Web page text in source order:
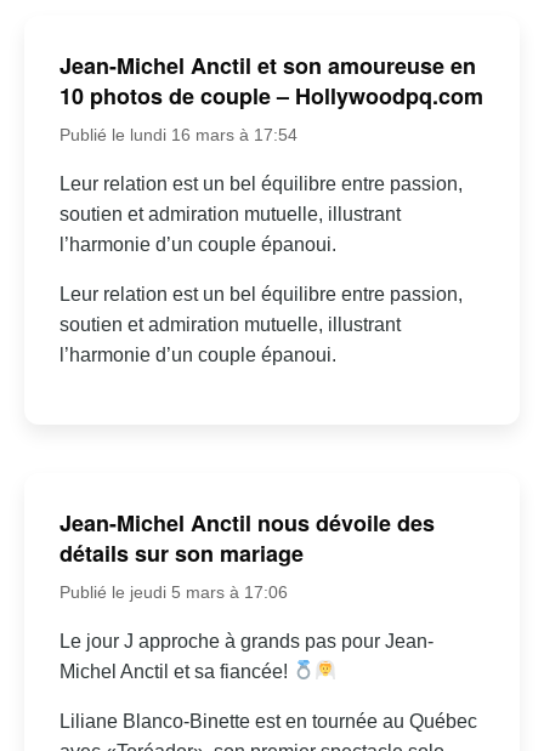
Jean-Michel Anctil et son amoureuse en
10 photos de couple – Hollywoodpq.com
Publié le lundi 16 mars à 17:54
Leur relation est un bel équilibre entre passion,
soutien et admiration mutuelle, illustrant
l’harmonie d’un couple épanoui.
Leur relation est un bel équilibre entre passion,
soutien et admiration mutuelle, illustrant
l’harmonie d’un couple épanoui.
Jean-Michel Anctil nous dévoile des
détails sur son mariage
Publié le jeudi 5 mars à 17:06
Le jour J approche à grands pas pour Jean-
Michel Anctil et sa fiancée!
Liliane Blanco-Binette est en tournée au Québec